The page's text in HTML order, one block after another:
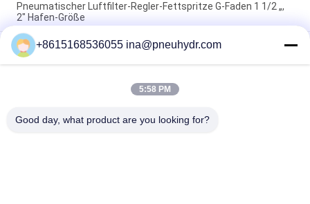
Pneumatischer Luftfilter-Regler-Fettspritze G-Faden 1 1/2 „,
2" Hafen-Größe
SZLFG-Druckanzeiger-quantitative Zufuhr-hohe
Zuverlässigkeit
Fett NBSANMINSE SDR5-34Z, das Pumpe 4 Mpa
Wechselstrom 380 Volt 50 Hz mit Überströmventil für
+8615168536055 ina@pneuhydr.com
5:58 PM
Good day, what product are you looking for?